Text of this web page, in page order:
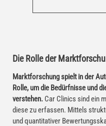
Die Rolle der
Marktforschung spielt in der
Rolle, um die Bedürfnisse und
verstehen. Car Clinics sind ein
diese zu erfassen. Mittels
und quantitativer